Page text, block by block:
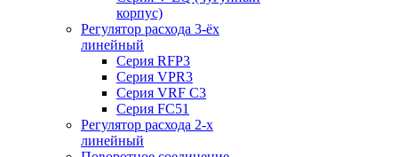
корпус)
Регулятор расхода 3-ёх
линейный
Серия RFP3
Серия VPR3
Серия VRF C3
Серия FC51
Регулятор расхода 2-х
линейный